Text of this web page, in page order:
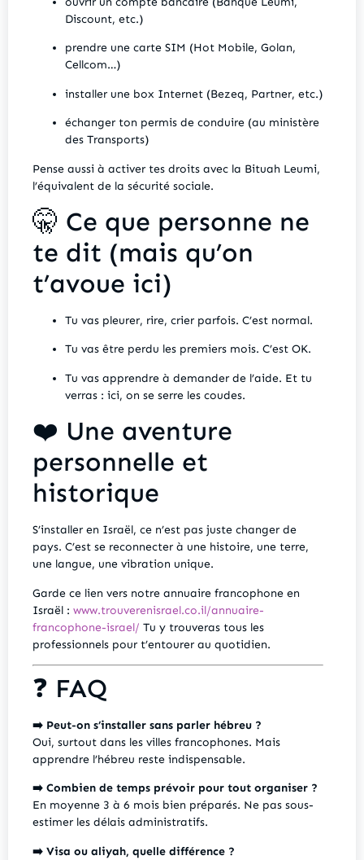
Discount, etc.)
prendre une carte SIM (Hot Mobile, Golan,
Cellcom…)
installer une box Internet (Bezeq, Partner, etc.)
échanger ton permis de conduire (au ministère
des Transports)
Pense aussi à activer tes droits avec la Bituah Leumi,
l’équivalent de la sécurité sociale.
🤫 Ce que personne ne
te dit (mais qu’on
t’avoue ici)
Tu vas pleurer, rire, crier parfois. C’est normal.
Tu vas être perdu les premiers mois. C’est OK.
Tu vas apprendre à demander de l’aide. Et tu
verras : ici, on se serre les coudes.
❤️ Une aventure
personnelle et
historique
S’installer en Israël, ce n’est pas juste changer de
pays. C’est se reconnecter à une histoire, une terre,
une langue, une vibration unique.
Garde ce lien vers notre annuaire francophone en
Israël : www.trouverenisrael.co.il/annuaire-
francophone-israel/ Tu y trouveras tous les
professionnels pour t’entourer au quotidien.
❓ FAQ
➡️ Peut-on s’installer sans parler hébreu ?
Oui, surtout dans les villes francophones. Mais
apprendre l’hébreu reste indispensable.
➡️ Combien de temps prévoir pour tout organiser ?
En moyenne 3 à 6 mois bien préparés. Ne pas sous-
estimer les délais administratifs.
➡️ Visa ou aliyah, quelle différence ?